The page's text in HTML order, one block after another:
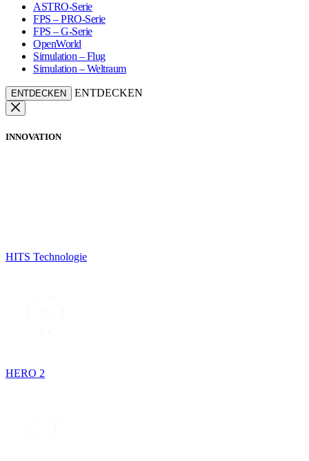
ASTRO-Serie
FPS – PRO-Serie
FPS – G-Serie
OpenWorld
Simulation – Flug
Simulation – Weltraum
ENTDECKEN ENTDECKEN
INNOVATION
HITS Technologie
HERO 2